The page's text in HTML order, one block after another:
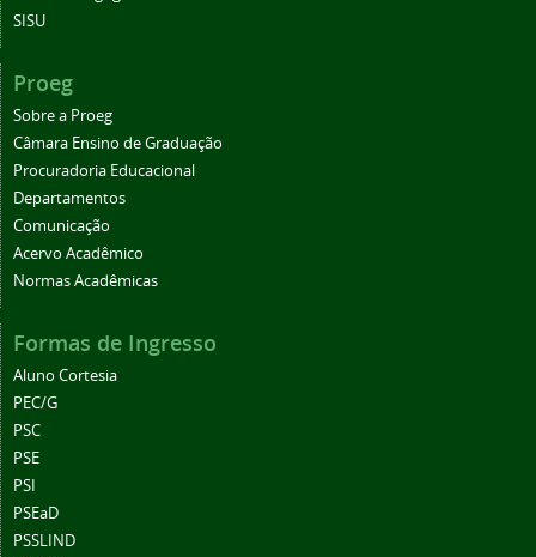
SISU
Proeg
Sobre a Proeg
Câmara Ensino de Graduação
Procuradoria Educacional
Departamentos
Comunicação
Acervo Acadêmico
Normas Acadêmicas
Formas de Ingresso
Aluno Cortesia
PEC/G
PSC
PSE
PSI
PSEaD
PSSLIND